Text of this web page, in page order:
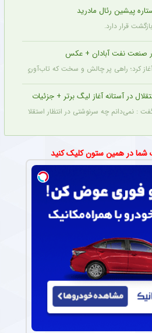
پیشین رئال مادرید
قرار دارد.
صنعت نفت آبادان + عکس
کرد؛ راهی پر چالش و سخت که تاب‌آوری بالایی
در آستانه آغاز لیگ برتر + جزئیات
گفت : نمی‌دانم چه سرنوشتی در انتظار استقلال
شما در همین ستون کلیک کنید